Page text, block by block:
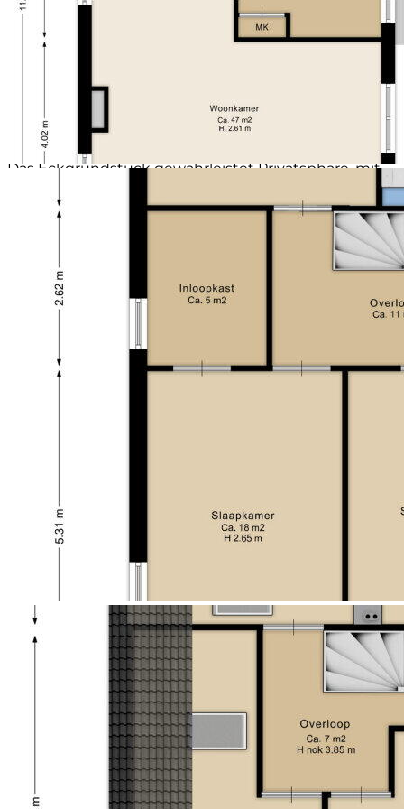
GARAGE
Die angebaute Stein-Garage (ca. 23 m²) mit Carport
und elektrischer Garagentür hat eine Schiebetür zur
ausreichend Platz für Lagerung.
GARTEN
Der stilvoll mit Grün angelegte Garten ist
wartungsarm, bietet aber optimales Freizeitkomfort.
Das Eckgrundstück gewährleistet Privatsphäre, mit
auch einem Platz im Schatten. Hinten im Garten ist
ein hölzernes Lager mit einer kleinen Überdachung
STRENGE PUNKTE UND ERSCHLÄGGARIGKEITEN:
- Prachtvolles Jahrzehnt 30-Stil-Haus aus dem Jahr
2006, modernisiert im Jahr 2022;
- Stilvoll luxuriöse Küche und moderne Badezimmer;
Wassersoftner, Energieklasse A++;
- Gelegen aan de rand van de woonwijk Nagtegael;
Capaciteit (garage)
Soort parkeergelegenheid
Op eigen terrein